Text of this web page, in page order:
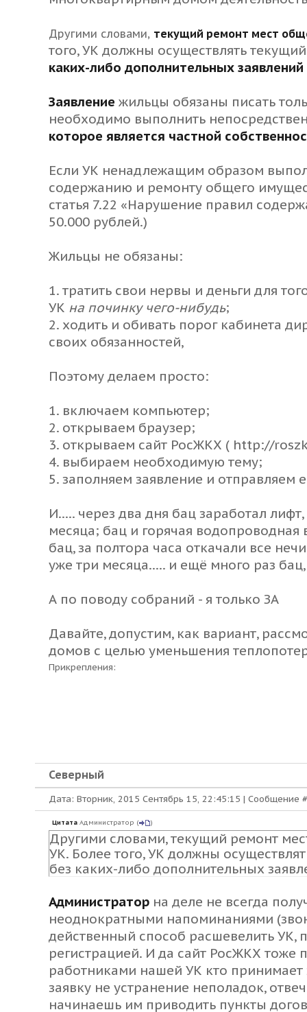
Другими словами, текущий ремонт мест
того, УК должны осуществлять
каких-либо дополнительных
Заявление жильцы обязаны писать
необходимо выполнить
которое является частной
Если УК ненадлежащим образом
содержанию и ремонту общего
статья 7.22 «Нарушение правил
50.000 рублей.)
Жильцы не обязаны:
1. тратить свои нервы и деньги для
УК на починку чего-нибудь;
2. ходить и обивать порог кабинета
своих обязанностей,
Поэтому делаем просто:
1. включаем компьютер;
2. открываем браузер;
3. открываем сайт РосЖКХ ( http://
4. выбираем необходимую тему;
5. заполняем заявление и отправляем
И..... через два дня бац заработал
месяца; бац и горячая
бац, за полтора часа откачали все
уже три месяца..... и ещё много раз бац,
А по поводу собраний - я только ЗА
Давайте, допустим, как вариант,
домов с целью уменьшения
Прикрепления:
Северный
Дата: Вторник, 2015 Сентябрь 15, 22:45:15 | Сообщение
Цитата Администратор ( )
Другими словами, текущий ремонт
УК. Более того, УК должны
без каких-либо дополнительных
Администратор на деле не всегда
неоднократными напоминаниями
действенный способ расшевелить УК,
регистрацией. И да сайт РосЖКХ тоже
работниками нашей УК кто
заявку не устранение неполадок,
начинаешь им приводить пункты